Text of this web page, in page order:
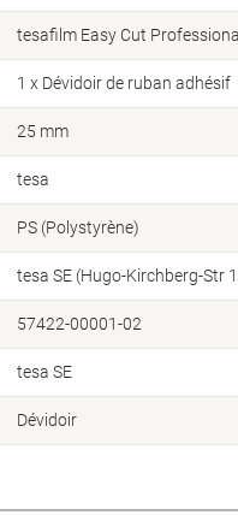
tesafilm Easy Cut Professional
1 x Dévidoir de ruban adhésif
25 mm
tesa
PS (Polystyrène)
tesa SE (Hugo-Kirchberg-Str
57422-00001-02
tesa SE
Dévidoir